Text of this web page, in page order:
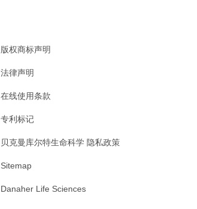
版权商标声明
法律声明
在线使用条款
专利标记
贝克曼库尔特生命科学 隐私政策
Sitemap
Danaher Life Sciences